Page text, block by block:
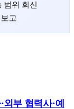
범위 회신
고
부 협력사·예